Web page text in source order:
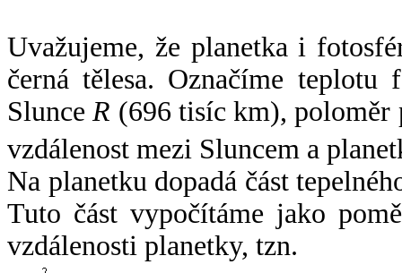
Uvažujeme, že planetka i
černá tělesa. Označíme
SlunceR (696 tisíc km),
vzdálenost mezi Sluncem a
Na planetku dopadá část
Tuto část vypočítáme jako
vzdálenosti planetky, tzn.